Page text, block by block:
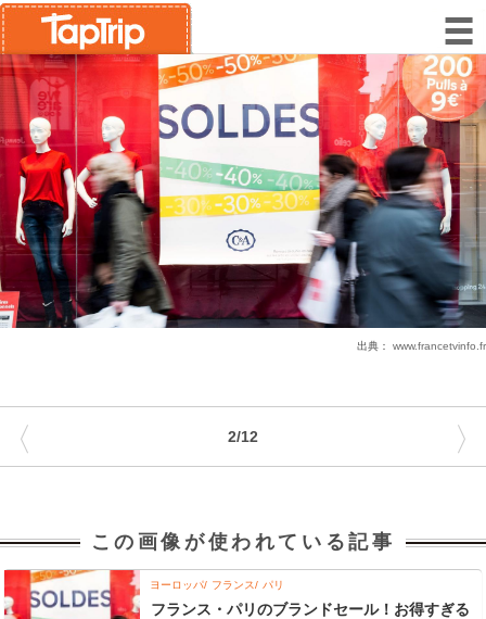
出典： www.francetvinfo.fr
2/12
〈 〉
この画像が使われている記事
ヨーロッパ フランス パリ
フランス・パリのブランドセール！お得すぎる